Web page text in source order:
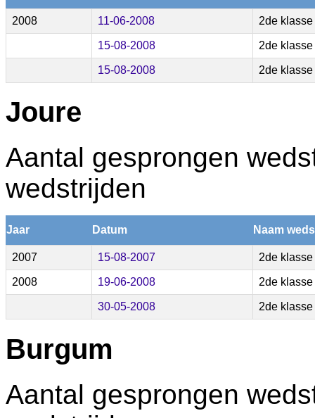
2008 11-06-2008 2de klasse
15-08-2008 2de klasse
15-08-2008 2de klasse
Joure
Aantal gesprongen
wedstrijden
Jaar Datum Naam
2007 15-08-2007 2de klasse
2008 19-06-2008 2de klasse
30-05-2008 2de klasse
Burgum
Aantal gesprongen